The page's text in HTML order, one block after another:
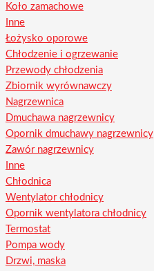
Koło zamachowe
Inne
Łożysko oporowe
Chłodzenie i ogrzewanie
Przewody chłodzenia
Zbiornik wyrównawczy
Nagrzewnica
Dmuchawa nagrzewnicy
Opornik dmuchawy nagrzewnicy
Zawór nagrzewnicy
Inne
Chłodnica
Wentylator chłodnicy
Opornik wentylatora chłodnicy
Termostat
Pompa wody
Drzwi, maska